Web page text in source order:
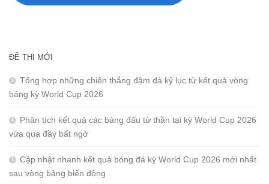
ĐỀ THI MỚI
Tổng hợp những chiến thắng đậm đà kỷ lục từ kết quả vòng
bảng kỳ World Cup 2026
Phân tích kết quả các bảng đấu tử thần tại kỳ World Cup 2026
vừa qua đầy bất ngờ
Cập nhật nhanh kết quả bóng đá kỳ World Cup 2026 mới nhất
sau vòng bảng biến động